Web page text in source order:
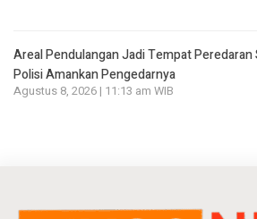
Areal Pendulangan Jadi Tempat Peredaran
Polisi Amankan Pengedarnya
Agustus 8, 2026 | 11:13 am WIB